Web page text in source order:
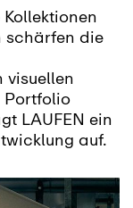
schärfen die
visuellen
Portfolio
LAUFEN ein
auf.